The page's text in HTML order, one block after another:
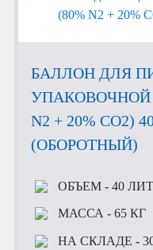
БАЛЛОН ДЛЯ
УПАКОВОЧНОЙ
N2 + 20% CO2)
(ОБОРОТНЫЙ)
ОБЪЕМ- 40
МАССА- 65 КГ
НА СКЛАДЕ -